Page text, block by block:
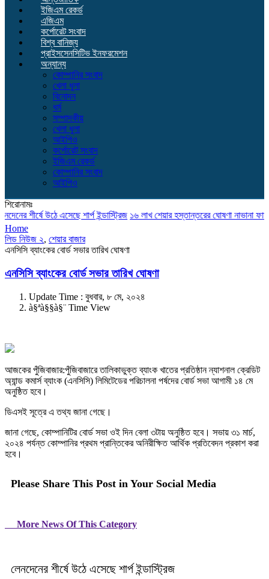
ইজিএম রেকর্ড
এজিএম
কর্পোরেট সংবাদ
বিশ্ব বানিজ্য
প্রাইসসেনসিটিভ ইনফরমেশন
অন্যান্য
কোম্পানির সংবাদ
খেলা ধুলা
বিনোদন
ধর্ম
সম্পাদকীয়
খেলা ধুলা
আইপিও
কর্পোরেট সংবাদ
ইজিএম রেকর্ড
কোম্পানির সংবাদ
আইপিও
শিরোনামঃ
শীর্ষে উঠে এসেছে শার্প ইন্ডাস্ট্রিজ ১৬ লাখ শেয়ার হস্তান্তরের ঘোষণা নাভানা ফার্মার
Home
লিড নিউজ ২, শেয়ার বাজার
এনসিসি ব্যাংকের বোর্ড সভার তারিখ ঘোষণা
এনসিসি ব্যাংকের বোর্ড সভার তারিখ ঘোষণা
Update Time : বুধবার, ৮ মে, ২০২৪
à§ªà§§à§¨ Time View
আজকের পুঁজিবাজার:পুঁজিবাজারে তালিকাভুক্ত ব্যাংক খাতের প্রতিষ্ঠান ন্যাশনাল ক্রেডিট
অ্যান্ড কমার্স ব্যাংক (এনসিসি) লিমিটেডের পরিচালনা পর্ষদের বোর্ড সভা আগামী ১৪ মে
অনুষ্ঠিত হবে।
ডিএসই সূত্রে এ তথ্য জানা গেছে।
জানা গেছে, কোম্পানিটির বোর্ড সভা ওই দিন বেলা ৩টায় অনুষ্ঠিত হবে। সভায় ৩১ মার্চ,
২০২৪ পর্যন্ত কোম্পানির প্রথম প্রান্তিকের অনিরীক্ষিত আর্থিক প্রতিবেদন প্রকাশ করা
হবে।
Please Share This Post in Your Social Media
More News Of This Category
লেনদেনের শীর্ষে উঠে এসেছে শার্প ইন্ডাস্ট্রিজ